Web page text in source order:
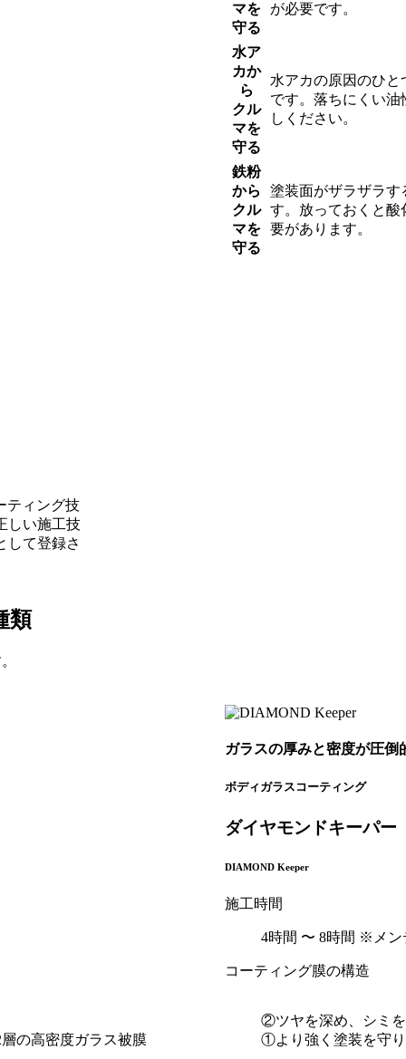
マを
守る
が必要です。
水ア
カか
ら
クル
マを
守る
水アカの原因のひ
です。落ちにくい
しください。
鉄粉
から
クル
マを
守る
塗装面がザラザラす
す。放っておくと酸
要があります。
ティング技
しい施工技
して登録さ
類
の高密度ガラス被膜
ガラスの厚みと密度が圧倒
ボディガラスコーティング
ダイヤモンドキーパー
DIAMOND Keeper
施工時間
4時間 〜 8時間 ※メン
コーティング膜の構造
②ツヤを深め、シミ
①より強く塗装を守